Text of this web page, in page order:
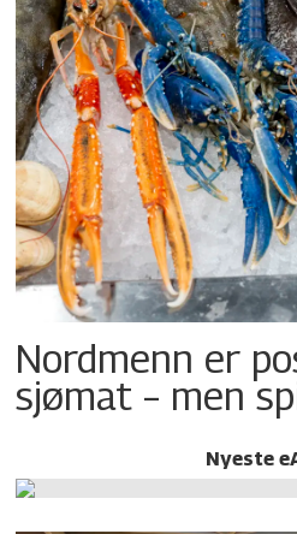
Nordmenn er
sjømat – men
Nyeste